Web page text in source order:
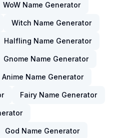
WoW Name Generator
Witch Name Generator
Halfling Name Generator
Gnome Name Generator
Anime Name Generator
Fairy Name Generator
God Name Generator